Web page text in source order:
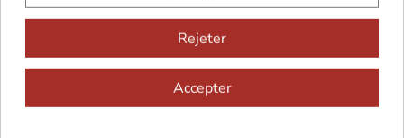
Rejeter
Accepter